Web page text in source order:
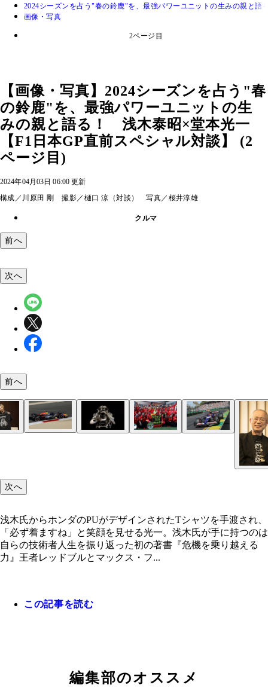
2024シーズンを占う"春の鈴鹿"を、最強パワーユニットの生みの親と
画像・写真
2ページ目
【画像・写真】2024シーズンを占う"春
の鈴鹿"を、最強パワーユニットの生
みの親と語る！ 浅木泰昭×堂本光一
【F1日本GP直前スペシャル対談】 (2
ページ目)
2024年04月03日 06:00 更新
構成／川原田 剛 撮影／樋口 涼（対談） 写真／桜井淳雄
クルマ
前へ
浅木氏からホンダのPUがデザインされたTシャツ
され、「必ず着ますね」と笑顔を見せる光一。浅
手に持つのは自らの技術者人生を振り返った初の
今季も開幕から強さを披露するレッドブル。鈴鹿
性は良く、日本GPはフェルスタッペンが2年連続
浅木氏がリーダーとして開発したホンダの新骨格
PU「RA621H」。2021年に投入されて以降、レッ
とフェルスタッペンに栄冠をもたらしている
フェルスタッペンの戦線離脱があったものの、第3
ストラリアGPをワンツーフィニッシュで制したフ
リ。日本GPはレッドブルとの優勝争いが最大の見
オーストラリアGPは7位で今季初入賞した角田選
去2回の日本GPでは結果を残せなかったが、母国
す」（浅木泰昭）
います」（堂本光一）
鈴鹿サーキットを舞台にした日本GPはシーズン終
が恒例だったが、今年は初めて春開催となり、4月
プロジェクト成功の舞台裏を明かす。堂本光一氏
次へ
前へ
次へ
浅木氏からホンダのPUがデザインされたTシャツを手渡され、
「必ず着ますね」と笑顔を見せる光一。浅木氏が手に持つのは
自らの技術者人生を振り返った初の著書『危機を乗り越える
力』王者レッドブルとマックス・フ...
この記事を読む
編集部のオススメ